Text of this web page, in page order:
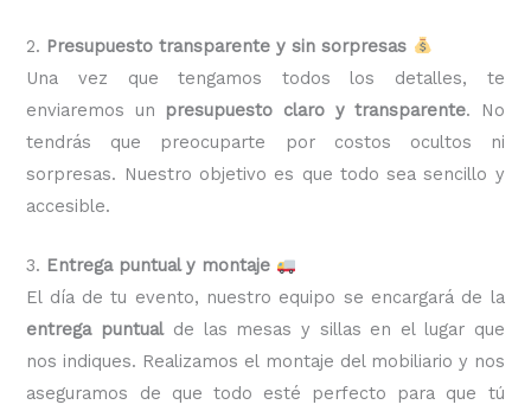
2. Presupuesto transparente y sin sorpresas
Una vez que tengamos todos los detalles, te
enviaremos un presupuesto claro y transparente. No
tendrás que preocuparte por costos ocultos ni
sorpresas. Nuestro objetivo es que todo sea sencillo y
accesible.
3. Entrega puntual y montaje
El día de tu evento, nuestro equipo se encargará de la
entrega puntualde las mesas y sillas en el lugar que
nos indiques. Realizamos el montaje del mobiliario y nos
aseguramos de que todo esté perfecto para que tú